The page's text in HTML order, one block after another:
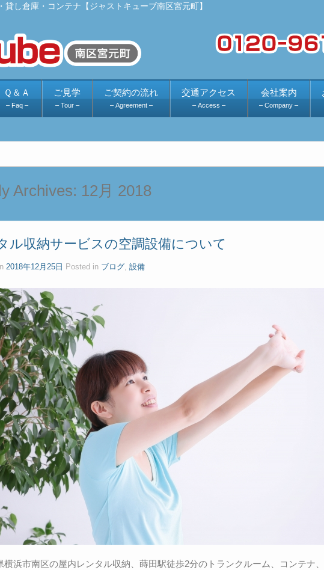
し倉庫・コンテナ【ジャストキューブ南区宮元町】
Ｑ＆Ａ
– Faq –
ご見学
– Tour –
ご契約の流れ
– Agreement –
交通アクセス
– Access –
会社案内
– Company –
Archives: 12月 2018
ル収納サービスの空調設備について
2018年12月25日 Posted in ブログ,設備
横浜市南区の屋内レンタル収納、蒔田駅徒歩2分のトランクルーム、コンテナ